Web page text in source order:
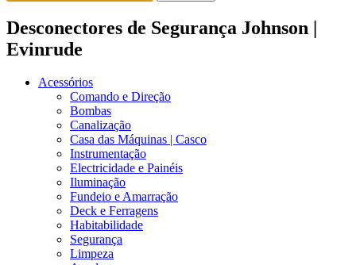
Desconectores de Segurança Johnson |
Evinrude
Acessórios
Comando e Direção
Bombas
Canalização
Casa das Máquinas | Casco
Instrumentação
Electricidade e Painéis
Iluminação
Fundeio e Amarração
Deck e Ferragens
Habitabilidade
Segurança
Limpeza